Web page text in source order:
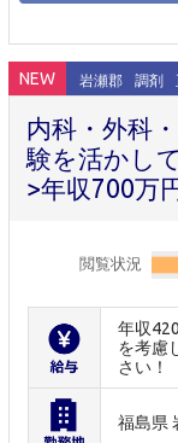
NEW 岩瀬郡 調剤
内科・外科
験を活かし
>年収700万
閲覧状況
年収
を考慮
さい！
福島県